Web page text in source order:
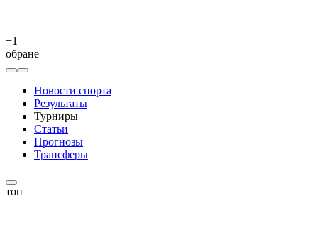
+1
обране
Новости спорта
Результаты
Турниры
Статьи
Прогнозы
Трансферы
топ